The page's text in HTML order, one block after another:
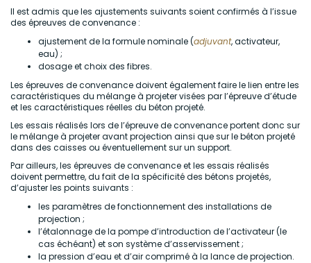
Il est admis que les ajustements suivants soient confirmés à l’issue
des épreuves de convenance :
ajustement de la formule nominale (adjuvant, activateur,
eau) ;
dosage et choix des fibres.
Les épreuves de convenance doivent également faire le lien entre les
caractéristiques du mélange à projeter visées par l’épreuve d’étude
et les caractéristiques réelles du béton projeté.
Les essais réalisés lors de l’épreuve de convenance portent donc sur
le mélange à projeter avant projection ainsi que sur le béton projeté
dans des caisses ou éventuellement sur un support.
Par ailleurs, les épreuves de convenance et les essais réalisés
doivent permettre, du fait de la spécificité des bétons projetés,
d’ajuster les points suivants :
les paramètres de fonctionnement des installations de
projection ;
l’étalonnage de la pompe d’introduction de l’activateur (le
cas échéant) et son système d’asservissement ;
la pression d’eau et d’air comprimé à la lance de projection.